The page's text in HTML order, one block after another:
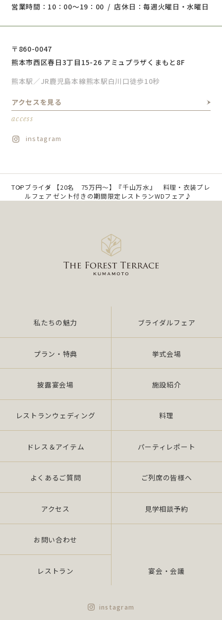
営業時間：10：00～19：00 / 店休日：毎週火曜日・水曜日
〒860-0047
熊本市西区春日3丁目15-26 アミュプラザくまもと8F
熊本駅／JR鹿児島本線熊本駅白川口徒歩10秒
アクセスを見る
access
instagram
TOPブライダ
ルフェア
【20名 75万円～】『千山万水』 料理・衣装プレ
ゼント付きの期間限定レストランWDフェア♪
私たちの魅力 ブライダルフェア
プラン・特典 挙式会場
披露宴会場 施設紹介
レストランウェディング 料理
ドレス＆アイテム パーティレポート
よくあるご質問 ご列席の皆様へ
アクセス 見学相談予約
お問い合わせ
レストラン 宴会・会議
instagram